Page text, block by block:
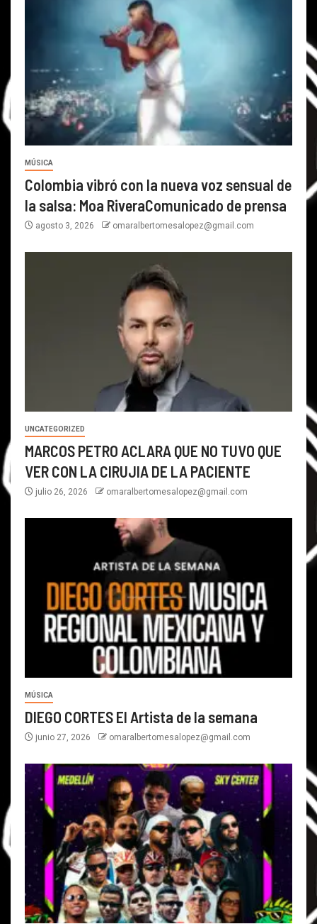
MÚSICA
Colombia vibró con la nueva voz sensual de
la salsa: Moa RiveraComunicado de prensa
agosto 3, 2026 omaralbertomesalopez@gmail.com
UNCATEGORIZED
MARCOS PETRO ACLARA QUE NO TUVO QUE
VER CON LA CIRUJIA DE LA PACIENTE
julio 26, 2026 omaralbertomesalopez@gmail.com
MÚSICA
DIEGO CORTES El Artista de la semana
junio 27, 2026 omaralbertomesalopez@gmail.com